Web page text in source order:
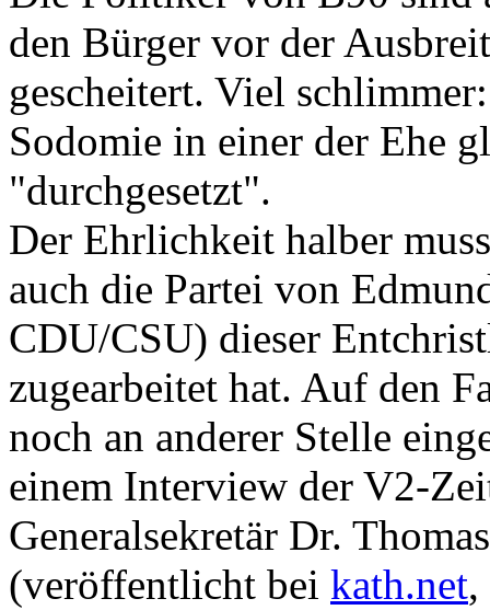
den Bürger vor der
gescheitert. Viel
Sodomie in einer der Ehe
"durchgesetzt".
Der Ehrlichkeit halber
auch die Partei von
CDU/CSU) dieser
zugearbeitet hat. Auf den
noch an anderer Stelle
einem Interview der V2-
Generalsekretär Dr.
(veröffentlicht bei kath.net,